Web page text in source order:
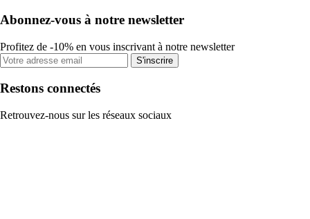
Abonnez-vous à notre newsletter
Profitez de -10% en vous inscrivant à notre newsletter
S'inscrire
Restons connectés
Retrouvez-nous sur les réseaux sociaux